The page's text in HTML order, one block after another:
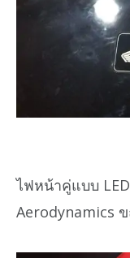
ไฟหน้าคู่แบบ
Aerodynamics